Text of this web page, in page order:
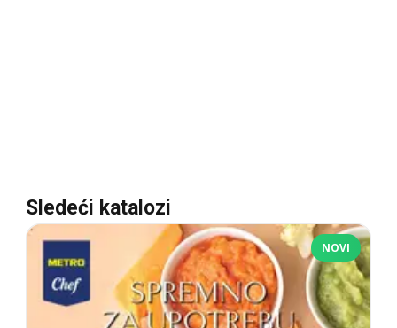
Sledeći katalozi
NOVI